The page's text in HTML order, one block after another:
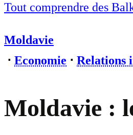
Tout comprendre des
Moldavie
⋅ Economie ⋅ Relations
Moldavie :